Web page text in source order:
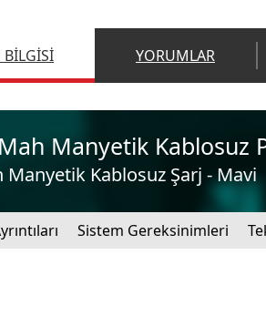
BILGISI YORUMLAR
Manyetik Kablosuz
Kablosuz Şarj - Mavi
Sistem Gereksinimleri